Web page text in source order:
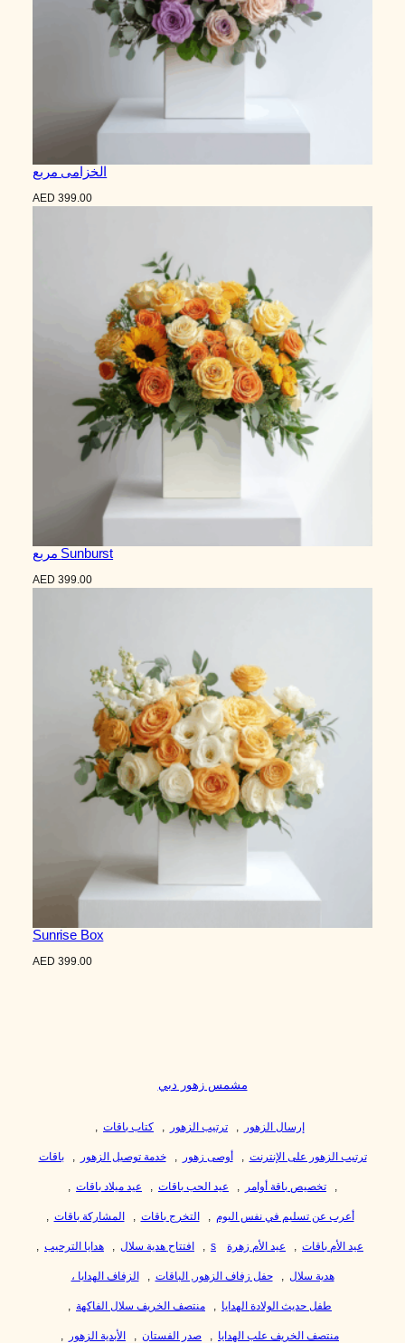
الخزامى مربع
AED 399.00
Sunburst مربع
AED 399.00
Sunrise Box
AED 399.00
مشمس زهور دبي
إرسال الزهور ترتيب الزهور كتاب باقات
ترتيب الزهور على الإنترنت أوصى زهور خدمة توصيل الزهور باقات
تخصيص باقة أوامر عيد الحب باقات عيد ميلاد باقات
أعرب عن تسليم في نفس اليوم التخرج باقات المشاركة باقات
عيد الأم باقات عيد الأم زهرة s افتتاح هدية سلال هدايا الترحيب
هدية سلال حفل زفاف الزهور, الباقات الزفاف الهدايا ،
طفل حديث الولادة الهدايا منتصف الخريف سلال الفاكهة
منتصف الخريف علب الهدايا صدر الفستان الأبدية الزهور